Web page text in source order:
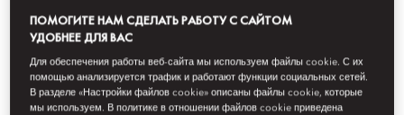
ПОМОГИТЕ НАМ СДЕЛАТЬ РАБОТУ С САЙТОМ
УДОБНЕЕ ДЛЯ ВАС
Для обеспечения работы веб-сайта мы используем файлы cookie. С их
помощью анализируется трафик и работают функции социальных сетей.
В разделе «Настройки файлов cookie» описаны файлы cookie, которые
мы используем. В политике в отношении файлов cookie приведена